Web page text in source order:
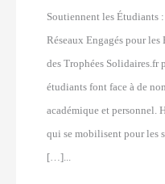
Soutiennent les Étudiants
Réseaux Engagés pour
des Trophées Solidaires.fr
étudiants font face à de
académique et personnel.
qui se mobilisent pour les
[…]...